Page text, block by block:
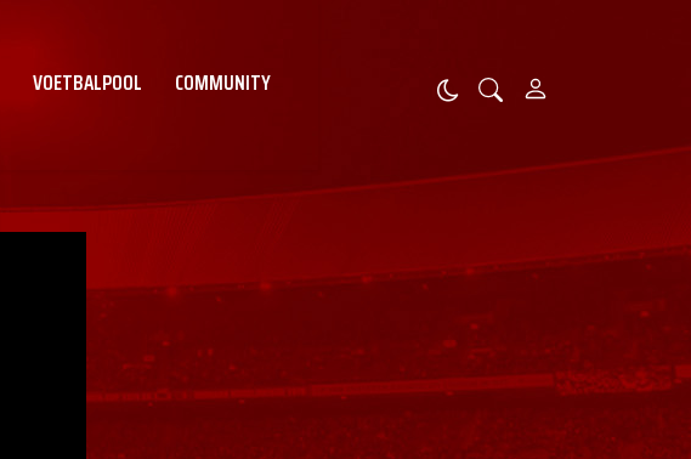
VOETBALPOOL COMMUNITY